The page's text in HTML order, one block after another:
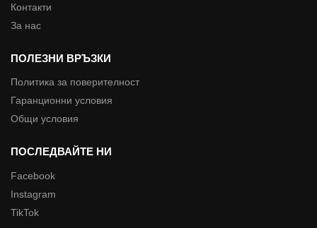
Контакти
За нас
ПОЛЕЗНИ ВРЪЗКИ
Политика за поверителност
Гаранционни условия
Общи условия
ПОСЛЕДВАЙТЕ НИ
Facebook
Instagram
TikTok